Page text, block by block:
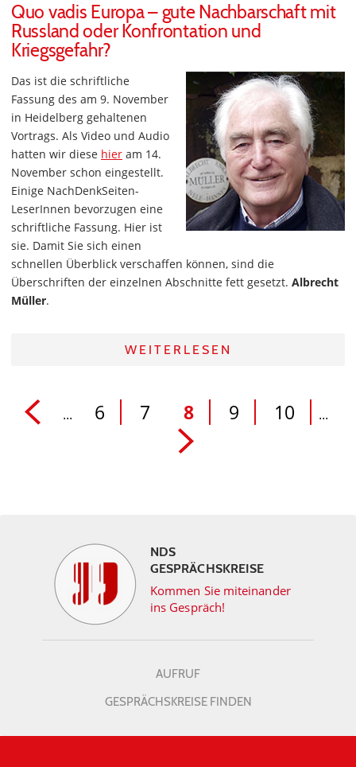
Quo vadis Europa – gute Nachbarschaft mit
Russland oder Konfrontation und
Kriegsgefahr?
Das ist die schriftliche
Fassung des am 9. November
in Heidelberg gehaltenen
Vortrags. Als Video und Audio
hatten wir diese hier am 14.
November schon eingestellt.
Einige NachDenkSeiten-
LeserInnen bevorzugen eine
schriftliche Fassung. Hier ist
sie. Damit Sie sich einen
schnellen Überblick verschaffen können, sind die
Überschriften der einzelnen Abschnitte fett gesetzt. Albrecht
Müller.
WEITERLESEN
... 6 7 8 9 10 ...
NDS
GESPRÄCHSKREISE
Kommen Sie miteinander
ins Gespräch!
AUFRUF
GESPRÄCHSKREISE FINDEN